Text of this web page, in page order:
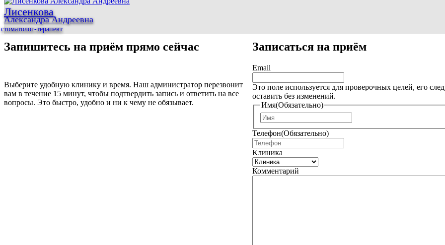
Лисенкова
Александра Андреевна
стоматолог-терапевт
Запишитесь на приём прямо сейчас
Выберите удобную клинику и время. Наш администратор перезвонит
вам в течение 15 минут, чтобы подтвердить запись и ответить на все
вопросы. Это быстро, удобно и ни к чему не обязывает.
Записаться на приём
Email
Это поле используется для проверочных целей, его
оставить без изменений.
Имя(Обязательно)
м
Телефон(Обязательно)
Клиника
Комментарий